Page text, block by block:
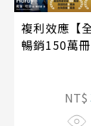
複利效應【
暢銷150萬
NT$